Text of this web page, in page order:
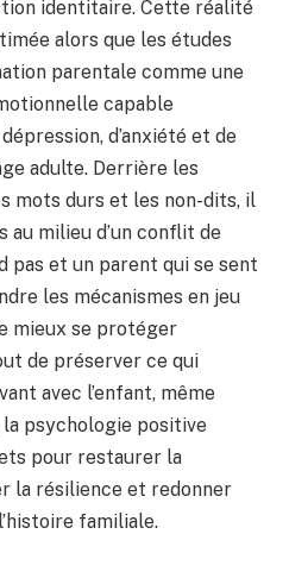
identitaire. Cette réalité
alors que les études
parentale comme une
capable
d’anxiété et de
adulte. Derrière les
mots durs et les non-dits, il
au milieu d’un conflit de
pas et un parent qui se sent
les mécanismes en jeu
mieux se protéger
de préserver ce qui
avec l’enfant, même
psychologie positive
pour restaurer la
la résilience et redonner
familiale.